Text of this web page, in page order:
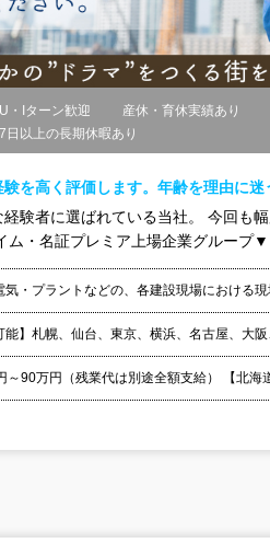
U・Iターン歓迎 産休・育休実績あり
7日以上の長期休暇あり
を高く評価します。年齢を理由に迷
経験者に選ばれている当社。 今回も
・名証プレミア上場企業グループ▼
気・プラントなどの、各建設現場における
能】札幌、仙台、東京、横浜、名古屋、大
90万円（残業代は別途全額支給） 【北海